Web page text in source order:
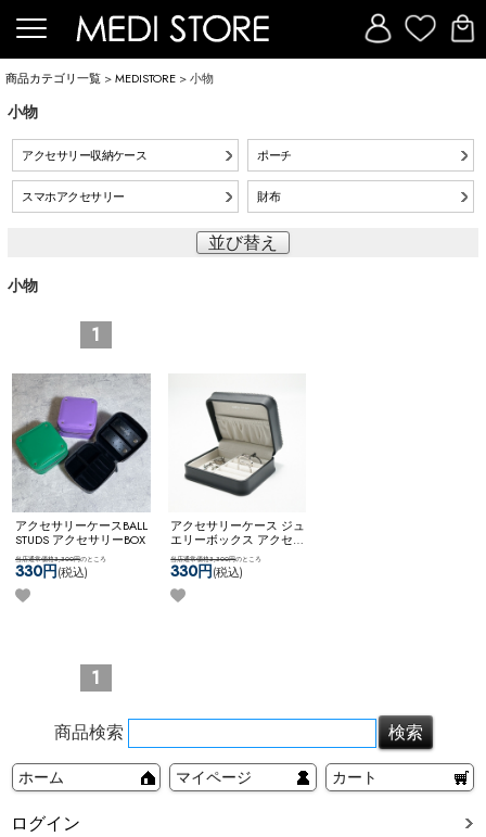
商品カテゴリ一覧 >MEDISTORE > 小物
小物
アクセサリー収納ケース ポーチ
スマホアクセサリー 財布
並び替え
小物
1
アクセサリーケースBALL
STUDS アクセサリーBOX
当店通常価格3,300円のところ
330円(税込)
アクセサリーケース ジュ
エリーボックス アクセサ
リーボックス ジュエリー
ケース コンパクト クール
収納 持ち運び かっこいい
携帯ケース 小物入れ 【ネ
当店通常価格3,300円のところ
330円(税込)
1
商品検索
ホーム マイページ カート
ログイン